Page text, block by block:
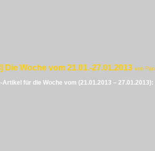
Die Woche vom 21.01.-27.01.2013 von
Artikel für die Woche vom (21.01.2013 – 27.01.2013):